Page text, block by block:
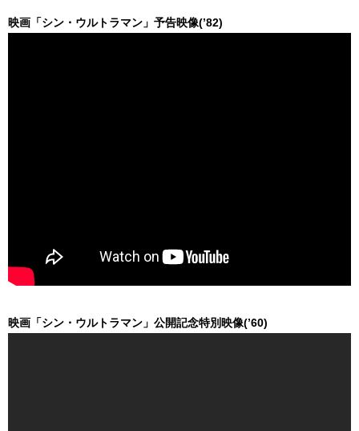
映画「シン・ウルトラマン」予告映像(’82)
映画「シン・ウルトラマン」公開記念特別映像(’60)